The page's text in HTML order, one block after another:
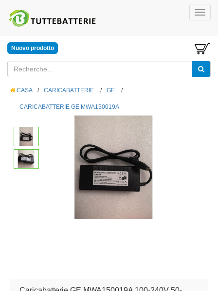
Nuovo prodotto
CASA / CARICABATTERIE / GE /
CARICABATTERIE GE MWA150019A